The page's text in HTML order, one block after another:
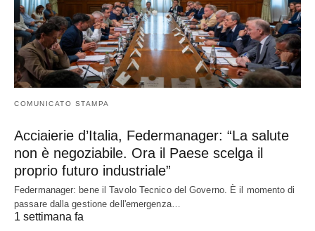
COMUNICATO STAMPA
Acciaierie d’Italia, Federmanager: “La salute
non è negoziabile. Ora il Paese scelga il
proprio futuro industriale”
Federmanager: bene il Tavolo Tecnico del Governo. È il momento di
passare dalla gestione dell'emergenza…
1 settimana fa